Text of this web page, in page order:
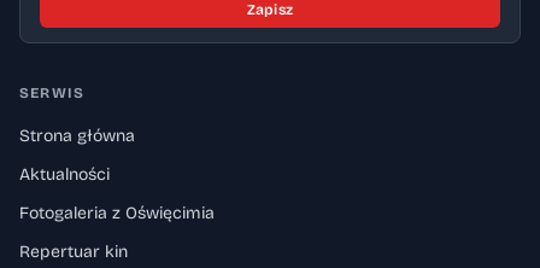
Zapisz
SERWIS
Strona główna
Aktualności
Fotogaleria z Oświęcimia
Repertuar kin